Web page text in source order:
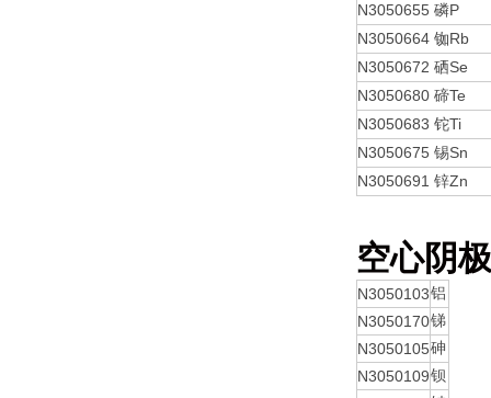
N3050655 磷P
N3050664 铷Rb
N3050672 硒Se
N3050680 碲Te
N3050683 铊Ti
N3050675 锡Sn
N3050691 锌Zn
空心阴
N3050103铝
N3050170锑
N3050105砷
N3050109钡